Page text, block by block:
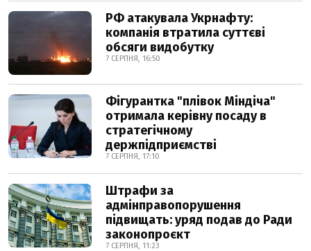
РФ атакувала Укрнафту:
компанія втратила суттєві
обсяги видобутку
7 СЕРПНЯ, 16:50
Фігурантка "плівок Міндіча"
отримала керівну посаду в
стратегічному
держпідприємстві
7 СЕРПНЯ, 17:10
Штрафи за
адмінправопорушення
підвищать: уряд подав до Ради
законопроєкт
7 СЕРПНЯ, 11:23